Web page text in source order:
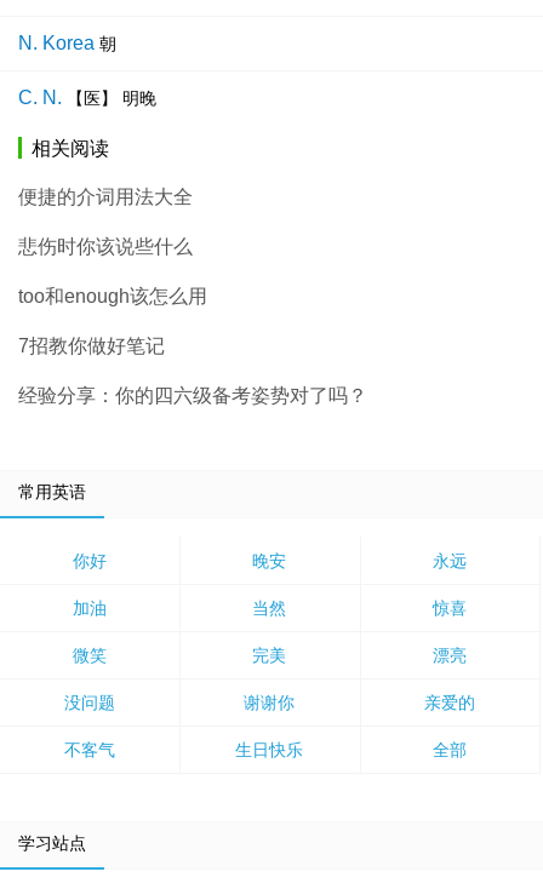
N. Korea 朝
C. N. 【医】 明晚
相关阅读
便捷的介词用法大全
悲伤时你该说些什么
too和enough该怎么用
7招教你做好笔记
经验分享：你的四六级备考姿势对了吗？
常用英语
你好 晚安 永远
加油 当然 惊喜
微笑 完美 漂亮
没问题 谢谢你 亲爱的
不客气 生日快乐 全部
学习站点